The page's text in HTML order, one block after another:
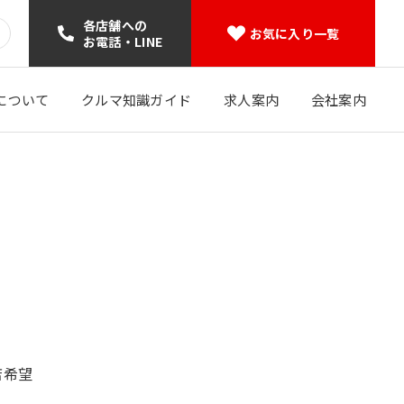
各店舗への
お電話・LINE
お気に入り一覧
ついて クルマ知識ガイド 求人案内 会社案内
望